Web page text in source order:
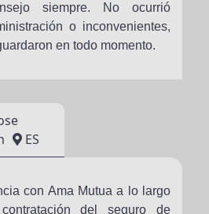
siempre. No ocurrió
o inconvenientes,
en todo momento.
ES
con Ama Mutua a lo largo
del seguro de